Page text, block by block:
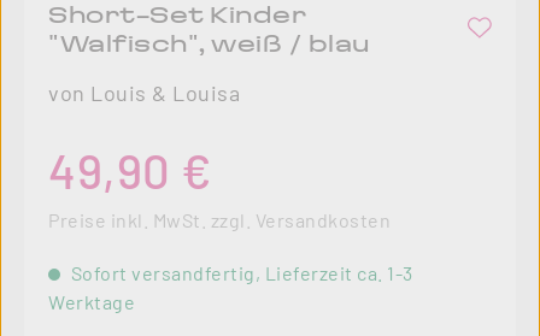
Short-Set Kinder
"Walfisch", weiß / blau
von Louis & Louisa
49,90 €
Preise inkl. MwSt. zzgl. Versandkosten
Sofort versandfertig, Lieferzeit ca. 1-3
Werktage